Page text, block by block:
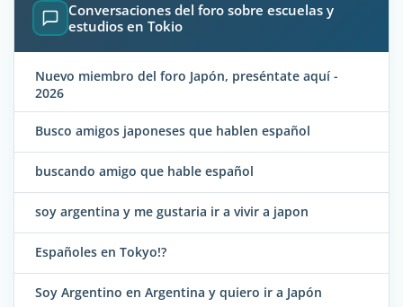
Conversaciones del foro sobre escuelas y
estudios en Tokio
Nuevo miembro del foro Japón, preséntate aquí -
2026
Busco amigos japoneses que hablen español
buscando amigo que hable español
soy argentina y me gustaria ir a vivir a japon
Españoles en Tokyo!?
Soy Argentino en Argentina y quiero ir a Japón